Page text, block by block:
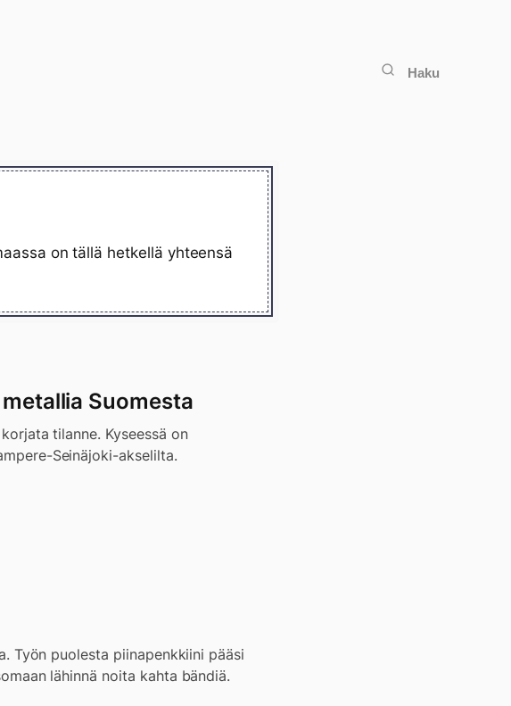
Haku
on tällä hetkellä yhteensä
Suomesta
tilanne. Kyseessä on
Seinäjoki-akselilta.
Työn puolesta piinapenkkiini pääsi
lähinnä noita kahta bändiä.